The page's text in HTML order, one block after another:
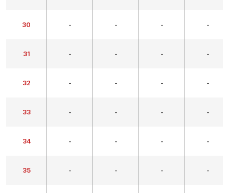
30 - - - -
31 - - - -
32 - - - -
33 - - - -
34 - - - -
35 - - - -